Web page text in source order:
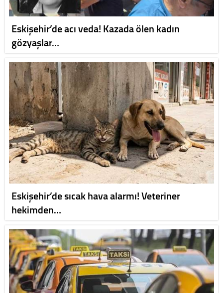
Eskişehir’de acı veda! Kazada ölen kadın
gözyaşlar…
Eskişehir’de sıcak hava alarmı! Veteriner
hekimden…